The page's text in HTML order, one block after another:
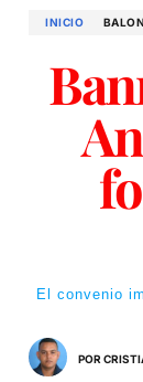
INICIO
El convenio
POR